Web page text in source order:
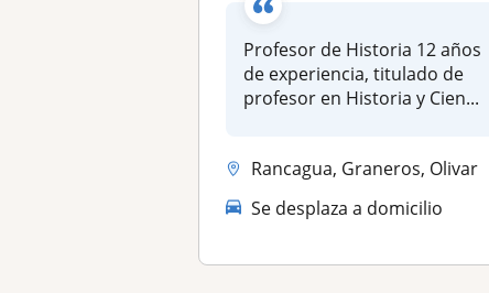
Profesor de Historia 12 años
de experiencia, titulado de
profesor en Historia y Cien...
Rancagua, Graneros, Olivar
Se desplaza a domicilio